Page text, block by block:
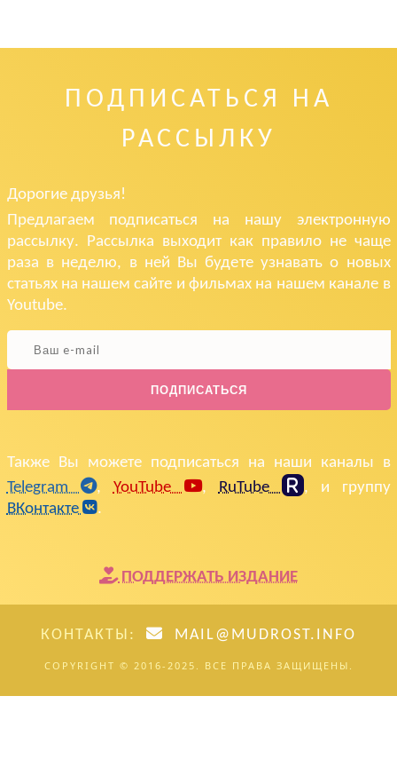
ПОДПИСАТЬСЯ НА
РАССЫЛКУ
Дорогие друзья!
Предлагаем подписаться на нашу электронную
рассылку. Рассылка выходит как правило не чаще
раза в неделю, в ней Вы будете узнавать о новых
статьях на нашем сайте и фильмах на нашем канале в
Youtube.
ПОДПИСАТЬСЯ
Также Вы можете подписаться на наши каналы в
Telegram
,YouTube ,RuTube
, и группу
ВКонтакте
.
ПОДДЕРЖАТЬ ИЗДАНИЕ
КОНТАКТЫ: MAIL@MUDROST.INFO
COPYRIGHT © 2016-2025. ВСЕ ПРАВА ЗАЩИЩЕНЫ.